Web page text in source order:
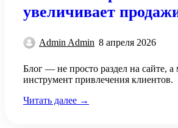
увеличивает
Admin Admin 8 апреля 2026
Блог — не просто раздел на сайте,
инструмент привлечения клиентов.
Читать далее →